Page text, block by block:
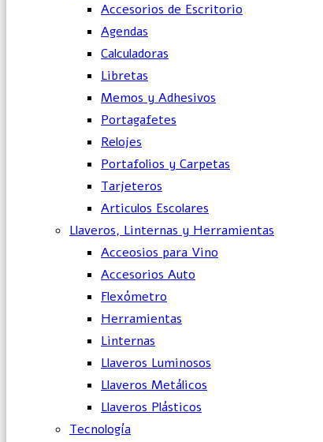
Accesorios de Escritorio
Agendas
Calculadoras
Libretas
Memos y Adhesivos
Portagafetes
Relojes
Portafolios y Carpetas
Tarjeteros
Articulos Escolares
Llaveros, Linternas y Herramientas
Acceosios para Vino
Accesorios Auto
Flexómetro
Herramientas
Linternas
Llaveros Luminosos
Llaveros Metálicos
Llaveros Plásticos
Tecnología